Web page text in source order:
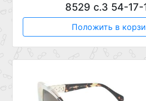
8529 с.3 54-17-
Положить в